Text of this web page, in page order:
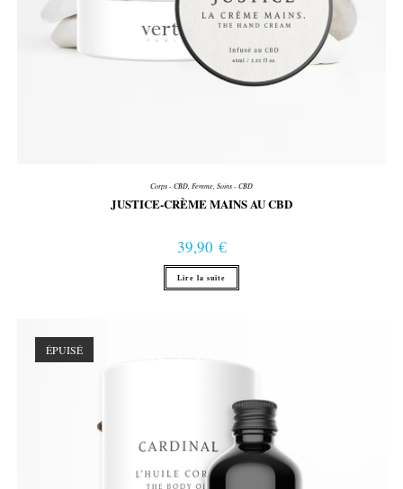
Corps - CBD Femme Soins - CBD
JUSTICE-CRÈME MAINS AU CBD
39,90 €
Lire la suite
ÉPUISÉ